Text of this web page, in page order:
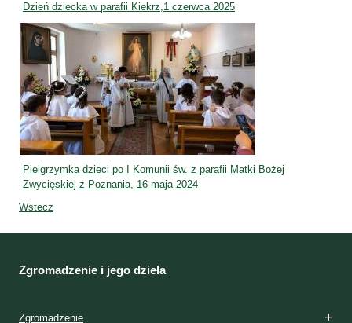
Dzień dziecka w parafii Kiekrz,1 czerwca 2025
Pielgrzymka dzieci po I Komunii św. z parafii Matki Bożej
Zwycięskiej z Poznania, 16 maja 2024
Wstecz
Zgromadzenie i jego dzieła
Zgromadzenie